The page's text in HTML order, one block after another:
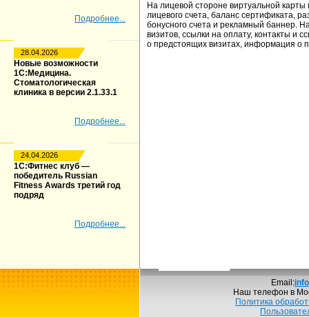
Подробнее...
28.04.2026
Новые возможности
1С:Медицина.
Стоматологическая
клиника в версии 2.1.33.1
Подробнее...
24.04.2026
1С:Фитнес клуб —
победитель Russian
Fitness Awards третий год
подряд
Подробнее...
На лицевой стороне виртуальной
лицевого счета, баланс сертификата,
бонусного счета и рекламный баннер.
визитов, ссылки на оплату, контакты и
о предстоящих визитах, информация о
Email:
Наш телефон в
Политика